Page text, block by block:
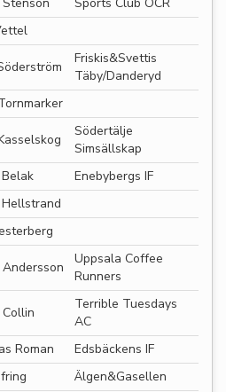
Friskis&Svettis
Täby/Danderyd
Södertälje
Simsällskap
Enebybergs IF
Uppsala Coffee
Runners
Terrible Tuesdays
AC
Roman
Edsbäckens IF
Älgen&Gasellen